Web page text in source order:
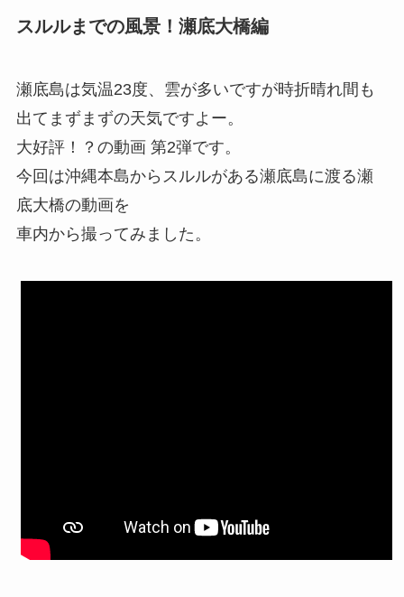
スルルまでの風景！瀬底大橋編
瀬底島は気温23度、雲が多いですが時折晴れ間も
出てまずまずの天気ですよー。
大好評！？の動画 第2弾です。
今回は沖縄本島からスルルがある瀬底島に渡る瀬
底大橋の動画を
車内から撮ってみました。